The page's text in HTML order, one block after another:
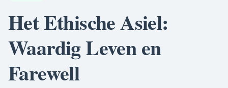
Het Ethische Asiel:
Waardig Leven en
Farewell